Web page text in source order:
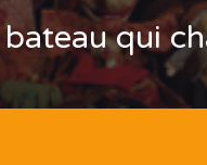
qui